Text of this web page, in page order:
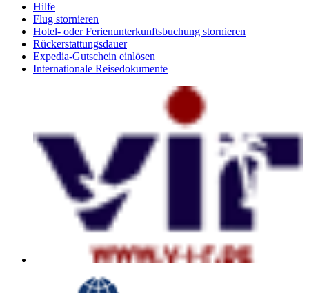
Hilfe
Flug stornieren
Hotel- oder Ferienunterkunftsbuchung stornieren
Rückerstattungsdauer
Expedia-Gutschein einlösen
Internationale Reisedokumente